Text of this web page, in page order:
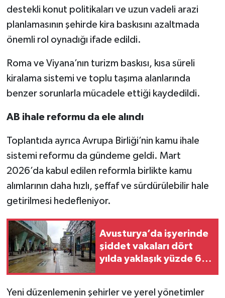
destekli konut politikaları ve uzun vadeli arazi
planlamasının şehirde kira baskısını azaltmada
önemli rol oynadığı ifade edildi.
Roma ve Viyana’nın turizm baskısı, kısa süreli
kiralama sistemi ve toplu taşıma alanlarında
benzer sorunlarla mücadele ettiği kaydedildi.
AB ihale reformu da ele alındı
Toplantıda ayrıca Avrupa Birliği’nin kamu ihale
sistemi reformu da gündeme geldi. Mart
2026’da kabul edilen reformla birlikte kamu
alımlarının daha hızlı, şeffaf ve sürdürülebilir hale
getirilmesi hedefleniyor.
Avusturya’da işyerinde
şiddet vakaları dört
yılda yaklaşık yüzde 65
Yeni düzenlemenin şehirler ve yerel yönetimler